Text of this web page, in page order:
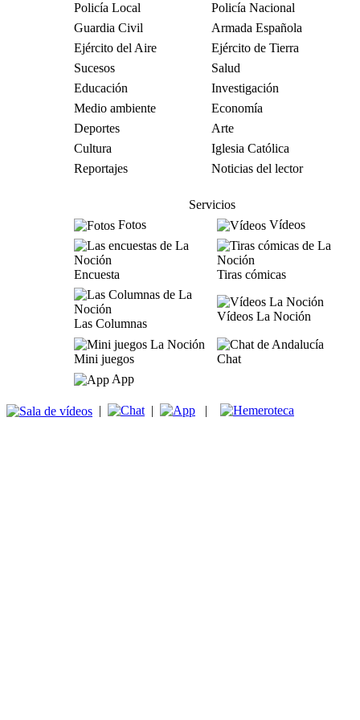
Policía Local
Policía Nacional
Guardia Civil
Armada Española
Ejército del Aire
Ejército de Tierra
Sucesos
Salud
Educación
Investigación
Medio ambiente
Economía
Deportes
Arte
Cultura
Iglesia Católica
Reportajes
Noticias del lector
Servicios
Fotos
Vídeos
Encuesta Tiras cómicas
Las Columnas
Vídeos La Noción
Mini juegos
Chat
App
| | |